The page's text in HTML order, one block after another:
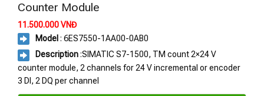
Counter Module
11.500.000VNĐ
Model : 6ES7550-1AA00-0AB0
Description:SIMATIC S7-1500, TM count 2×24 V
counter module, 2 channels for 24 V incremental or encoder
3 DI, 2 DQ per channel